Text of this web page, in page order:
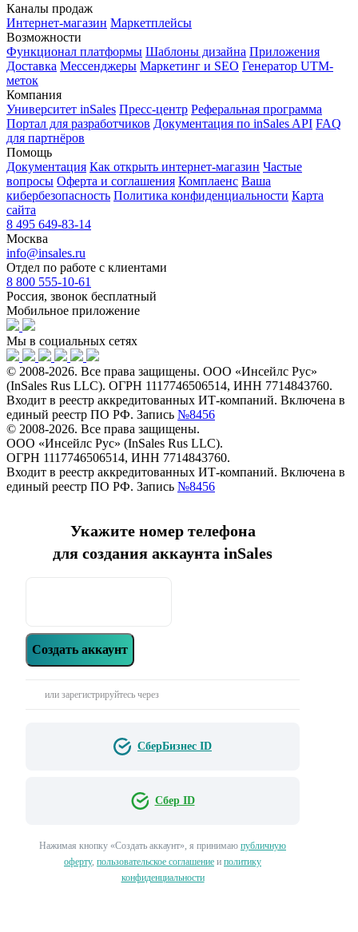
Каналы продаж
Интернет-магазин Маркетплейсы
Возможности
Функционал платформы Шаблоны дизайна Приложения
Доставка Мессенджеры Маркетинг и SEO Генератор UTM-
меток
Компания
Университет inSales Пресс-центр Реферальная программа
Портал для разработчиков Документация по inSales API FAQ
для партнёров
Помощь
Документация Как открыть интернет-магазин Частые
вопросы Оферта и соглашения Комплаенс Ваша
кибербезопасность Политика конфиденциальности Карта
сайта
8 495 649-83-14
Москва
info@insales.ru
Отдел по работе с клиентами
8 800 555-10-61
Россия, звонок бесплатный
Мобильное приложение
Мы в социальных сетях
© 2008-2026. Все права защищены. ООО «Инсейлс Рус»
(InSales Rus LLC). ОГРН 1117746506514, ИНН 7714843760.
Входит в реестр аккредитованных ИТ-компаний. Включена в
единый реестр ПО РФ. Запись №8456
© 2008-2026. Все права защищены.
ООО «Инсейлс Рус» (InSales Rus LLC).
ОГРН 1117746506514, ИНН 7714843760.
Входит в реестр аккредитованных ИТ-компаний. Включена в
единый реестр ПО РФ. Запись №8456
Укажите номер телефона
для создания аккаунта inSales
Создать аккаунт
или зарегистрируйтесь через
СберБизнес ID
Сбер ID
Нажимая кнопку «‎Создать аккаунт»‎, я принимаю публичную
оферту, пользовательское соглашение и политику
конфиденциальности